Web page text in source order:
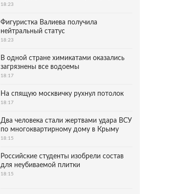
18:23
Фигуристка Валиева получила
нейтральный статус
18:23
В одной стране химикатами оказались
загрязнены все водоемы
18:17
На спящую москвичку рухнул потолок
18:17
Два человека стали жертвами удара ВСУ
по многоквартирному дому в Крыму
18:15
Российские студенты изобрели состав
для неубиваемой плитки
18:15